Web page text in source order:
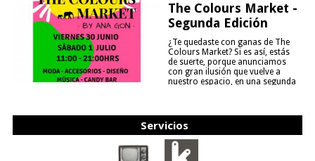
The Colours Market -
Segunda Edición
¿Te quedaste con ganas de The
Colours Market? Si es así, estás
de suerte, porque anunciamos
con gran ilusión que vuelve a
nuestro espacio, en una segunda
Servicios